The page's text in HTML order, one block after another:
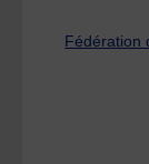
Fédération